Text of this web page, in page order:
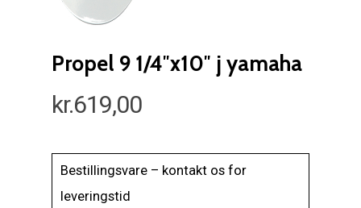
Propel 9 1/4″x10″ j yamaha
kr.619,00
Bestillingsvare – kontakt os for
leveringstid